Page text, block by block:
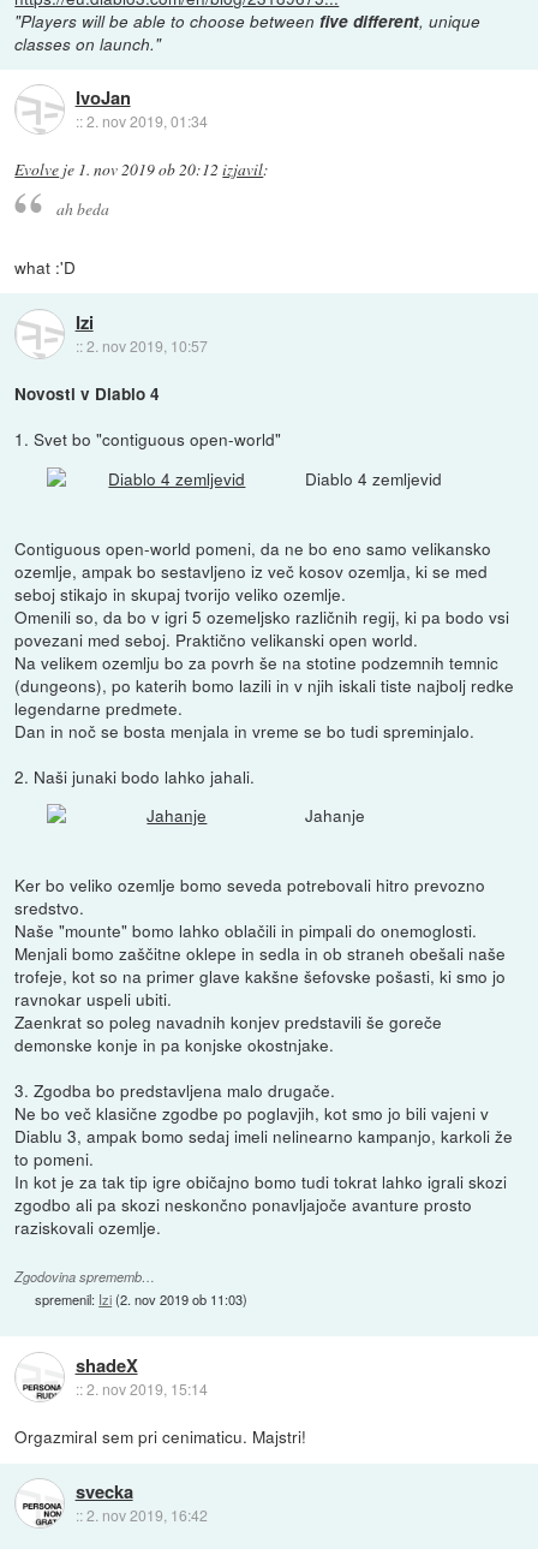
"Players will be able to choose between five different, unique
classes on launch."
IvoJan
::2. nov 2019, 01:34
Evolve je 1. nov 2019 ob 20:12 izjavil:
ah beda
what :'D
Izi
::2. nov 2019, 10:57
Novosti v Diablo 4
1. Svet bo "contiguous open-world"
Diablo 4 zemljevid
Contiguous open-world pomeni, da ne bo eno samo velikansko
ozemlje, ampak bo sestavljeno iz več kosov ozemlja, ki se med
seboj stikajo in skupaj tvorijo veliko ozemlje.
Omenili so, da bo v igri 5 ozemeljsko različnih regij, ki pa bodo vsi
povezani med seboj. Praktično velikanski open world.
Na velikem ozemlju bo za povrh še na stotine podzemnih temnic
(dungeons), po katerih bomo lazili in v njih iskali tiste najbolj redke
legendarne predmete.
Dan in noč se bosta menjala in vreme se bo tudi spreminjalo.
2. Naši junaki bodo lahko jahali.
Jahanje
Ker bo veliko ozemlje bomo seveda potrebovali hitro prevozno
sredstvo.
Naše "mounte" bomo lahko oblačili in pimpali do onemoglosti.
Menjali bomo zaščitne oklepe in sedla in ob straneh obešali naše
trofeje, kot so na primer glave kakšne šefovske pošasti, ki smo jo
ravnokar uspeli ubiti.
Zaenkrat so poleg navadnih konjev predstavili še goreče
demonske konje in pa konjske okostnjake.
3. Zgodba bo predstavljena malo drugače.
Ne bo več klasične zgodbe po poglavjih, kot smo jo bili vajeni v
Diablu 3, ampak bomo sedaj imeli nelinearno kampanjo, karkoli že
to pomeni.
In kot je za tak tip igre običajno bomo tudi tokrat lahko igrali skozi
zgodbo ali pa skozi neskončno ponavljajoče avanture prosto
raziskovali ozemlje.
Zgodovina sprememb…
spremenil: Izi(2. nov 2019 ob 11:03)
shadeX
::2. nov 2019, 15:14
Orgazmiral sem pri cenimaticu. Majstri!
svecka
::2. nov 2019, 16:42